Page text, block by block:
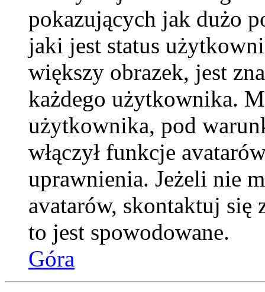
pokazujących jak dużo
jaki jest status
większy obrazek, jest
każdego użytkownika.
użytkownika, pod
włączył funkcje
uprawnienia. Jeżeli nie
avatarów, skontaktuj się
to jest spowodowane.
Góra